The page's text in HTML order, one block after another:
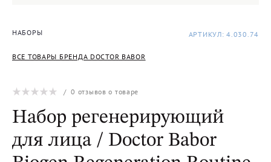
НАБОРЫ
ВСЕ ТОВАРЫ БРЕНДА DOCTOR BABOR
АРТИКУЛ: 4.030.74
/0 отзывов о товаре
Набор регенерирующий
для лица / Doctor Babor